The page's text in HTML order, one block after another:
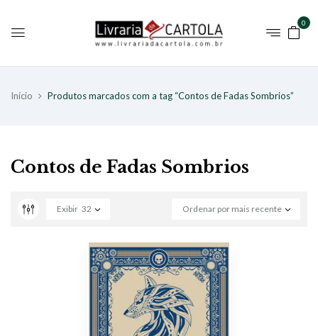
0
Início Produtos marcados com a tag “Contos de Fadas Sombrios”
Contos de Fadas Sombrios
Ordenar por mais recente
Exibir 32